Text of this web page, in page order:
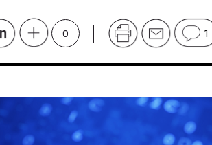
0 1